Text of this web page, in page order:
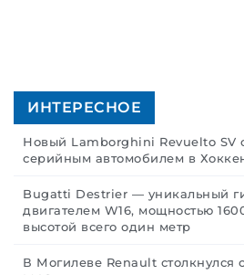
ИНТЕРЕСНОЕ
Новый Lamborghini Revuelto SV
серийным автомобилем в
Bugatti Destrier — уникальный
двигателем W16, мощностью
высотой всего один метр
В Могилеве Renault столкнулся